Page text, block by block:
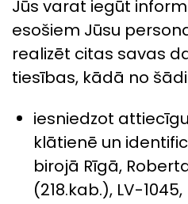
Jūs varat iegūt
esošiem Jūsu
realizēt citas savas
tiesības, kādā no
iesniedzot
klātienē un
birojā Rīgā,
(218.kab.), LV-